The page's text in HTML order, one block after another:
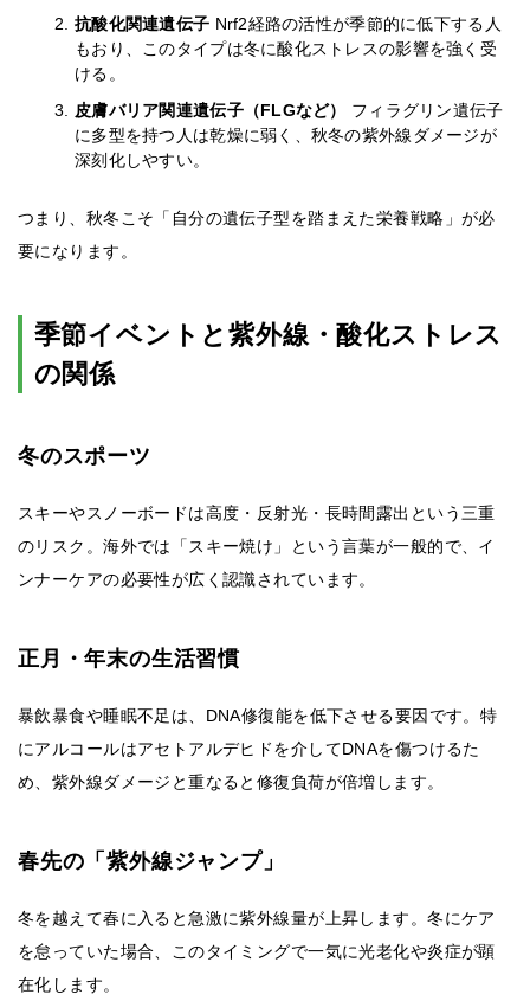
抗酸化関連遺伝子 Nrf2経路の活性が季節的に低下する人
もおり、このタイプは冬に酸化ストレスの影響を強く受
ける。
皮膚バリア関連遺伝子（FLGなど） フィラグリン遺伝子
に多型を持つ人は乾燥に弱く、秋冬の紫外線ダメージが
深刻化しやすい。
つまり、秋冬こそ「自分の遺伝子型を踏まえた栄養戦略」が必
要になります。
季節イベントと紫外線・酸化ストレス
の関係
冬のスポーツ
スキーやスノーボードは高度・反射光・長時間露出という三重
のリスク。海外では「スキー焼け」という言葉が一般的で、イ
ンナーケアの必要性が広く認識されています。
正月・年末の生活習慣
暴飲暴食や睡眠不足は、DNA修復能を低下させる要因です。特
にアルコールはアセトアルデヒドを介してDNAを傷つけるた
め、紫外線ダメージと重なると修復負荷が倍増します。
春先の「紫外線ジャンプ」
冬を越えて春に入ると急激に紫外線量が上昇します。冬にケア
を怠っていた場合、このタイミングで一気に光老化や炎症が顕
在化します。